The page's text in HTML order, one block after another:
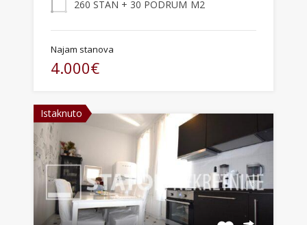
260 STAN + 30 PODRUM M2
Najam stanova
4.000€
Istaknuto